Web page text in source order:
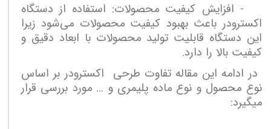
- افزایش کیفیت محصولات: استفاده از دستگاه
اکسترودر باعث بهبود کیفیت محصولات می‌شود زیرا
این دستگاه قابلیت تولید محصولات با ابعاد دقیق و
کیفیت بالا را دارد.
در ادامه این مقاله تفاوت طرحی اکسترودر بر اساس
نوع محصول و نوع ماده پلیمری و ... مورد بررسی قرار
میگیرد: